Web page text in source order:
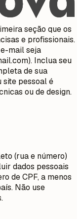
seção que os
e profissionais.
mail seja
). Inclua seu
de sua
pessoal é
ou de design.
(rua e número)
dados pessoais
de CPF, a menos
Não use